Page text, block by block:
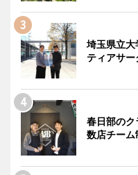
埼玉県立
ティアサ
春日部の
数店チー